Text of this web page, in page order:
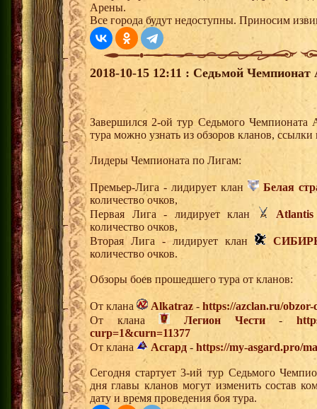
Арены.
Все города будут недоступны. Приносим
2018-10-15 12:11 : Седьмой
Завершился 2-ой тур Седьмого
тура можно узнать из обзоров кланов,
Лидеры Чемпионата по Лигам:
Премьер-Лига - лидирует клан
Белая
количество очков,
Первая Лига - лидирует клан
Atlantis
количество очков,
Вторая Лига - лидирует клан
количество очков.
Обзоры боев прошедшего тура от кланов:
От клана Alkatraz - https://azclan.ru/obzor-
От клана
Легион Чести-
curp=1&curn=11377
От клана
Асгард - https://my-asgard.pro/
Сегодня стартует 3-ий тур Седьмого
дня главы кланов могут изменить состав
дату и время проведения боя тура.